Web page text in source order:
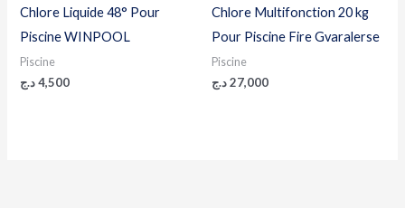
Chlore Liquide 48° Pour
Piscine WINPOOL
Piscine
4,500 د.ج
Chlore Multifonction 20 kg
Pour Piscine Fire Gvaralerse
Piscine
27,000د.ج